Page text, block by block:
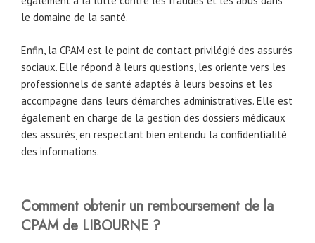
le domaine de la santé.
Enfin, la CPAM est le point de contact privilégié des assurés
sociaux. Elle répond à leurs questions, les oriente vers les
professionnels de santé adaptés à leurs besoins et les
accompagne dans leurs démarches administratives. Elle est
également en charge de la gestion des dossiers médicaux
des assurés, en respectant bien entendu la confidentialité
des informations.
Comment obtenir un remboursement de la
CPAM de LIBOURNE ?